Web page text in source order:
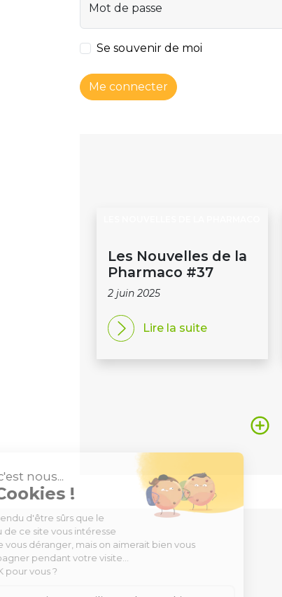
Mot de passe
Se souvenir de moi
Me connecter
Les Nouvelles de la
Pharmaco #37
2 juin 2025
Lire la suite